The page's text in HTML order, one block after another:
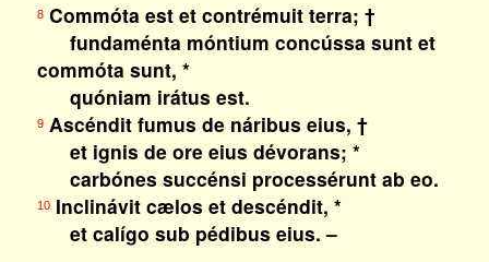
8Commóta est et contrémuit terra; †
fundaménta móntium concússa sunt et
commóta sunt, *
quóniam irátus est.
9Ascéndit fumus de náribus eius, †
et ignis de ore eius dévorans; *
carbónes succénsi processérunt ab eo.
10Inclinávit cælos et descéndit, *
et calígo sub pédibus eius. –